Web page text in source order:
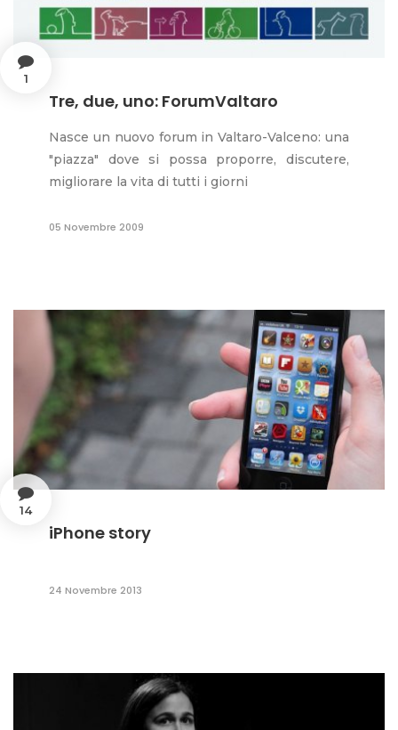
1
Tre, due, uno: ForumValtaro
Nasce un nuovo forum in Valtaro-Valceno: una
"piazza" dove si possa proporre, discutere,
migliorare la vita di tutti i giorni
05 Novembre 2009
14
iPhone story
24 Novembre 2013